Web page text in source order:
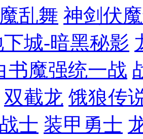
乱舞 神剑伏
城-暗黑秘影
书魔强统一战
双截龙 饿狼传
士 装甲勇士